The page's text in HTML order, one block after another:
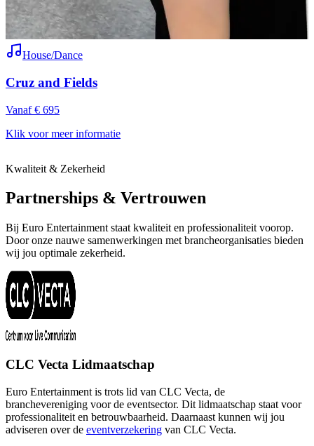
House/Dance
Cruz and Fields
Vanaf € 695
Klik voor meer informatie
Kwaliteit & Zekerheid
Partnerships & Vertrouwen
Bij Euro Entertainment staat kwaliteit en professionaliteit voorop.
Door onze nauwe samenwerkingen met brancheorganisaties bieden
wij jou optimale zekerheid.
CLC Vecta Lidmaatschap
Euro Entertainment is trots lid van CLC Vecta, de
branchevereniging voor de eventsector. Dit lidmaatschap staat voor
professionaliteit en betrouwbaarheid. Daarnaast kunnen wij jou
adviseren over de eventverzekering van CLC Vecta.